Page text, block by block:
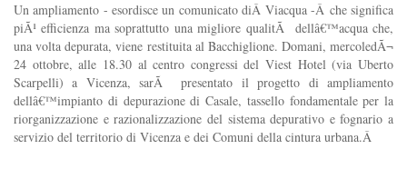
Un ampliamento - esordisce un comunicato diÂ Viacqua -Â che significa
piÃ¹ efficienza ma soprattutto una migliore qualitÃ dellâ€™acqua che,
una volta depurata, viene restituita al Bacchiglione. Domani, mercoledÃ¬
24 ottobre, alle 18.30 al centro congressi del Viest Hotel (via Uberto
Scarpelli) a Vicenza, sarÃ presentato il progetto di ampliamento
dellâ€™impianto di depurazione di Casale, tassello fondamentale per la
riorganizzazione e razionalizzazione del sistema depurativo e fognario a
servizio del territorio di Vicenza e dei Comuni della cintura urbana.Â